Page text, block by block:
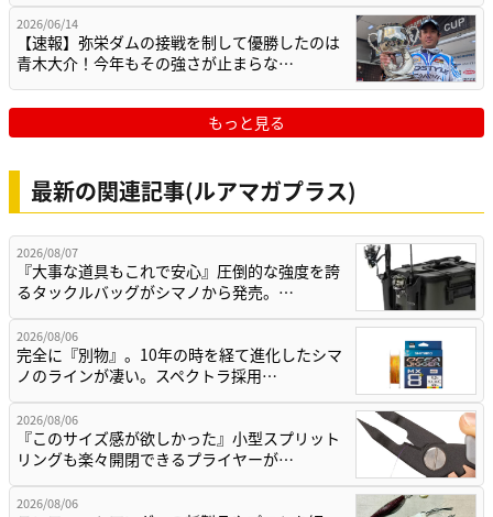
2026/06/14
【速報】弥栄ダムの接戦を制して優勝したのは
青木大介！今年もその強さが止まらな…
もっと見る
最新の関連記事(ルアマガプラス)
2026/08/07
『大事な道具もこれで安心』圧倒的な強度を誇
るタックルバッグがシマノから発売。…
2026/08/06
完全に『別物』。10年の時を経て進化したシマ
ノのラインが凄い。スペクトラ採用…
2026/08/06
『このサイズ感が欲しかった』小型スプリット
リングも楽々開閉できるプライヤーが…
2026/08/06